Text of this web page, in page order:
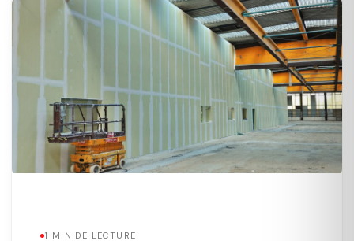
1 MIN DE LECTURE